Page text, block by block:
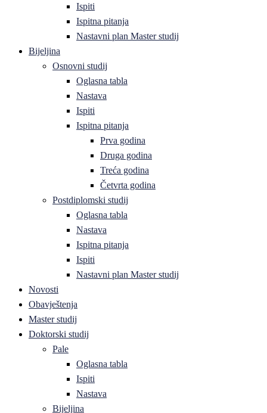
Ispiti
Ispitna pitanja
Nastavni plan Master studij
Bijeljina
Osnovni studij
Oglasna tabla
Nastava
Ispiti
Ispitna pitanja
Prva godina
Druga godina
Treća godina
Četvrta godina
Postdiplomski studij
Oglasna tabla
Nastava
Ispitna pitanja
Ispiti
Nastavni plan Master studij
Novosti
Obavještenja
Master studij
Doktorski studij
Pale
Oglasna tabla
Ispiti
Nastava
Bijeljina